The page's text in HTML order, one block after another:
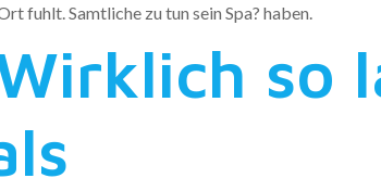
fuhlt. Samtliche zu tun sein Spa? haben.
so